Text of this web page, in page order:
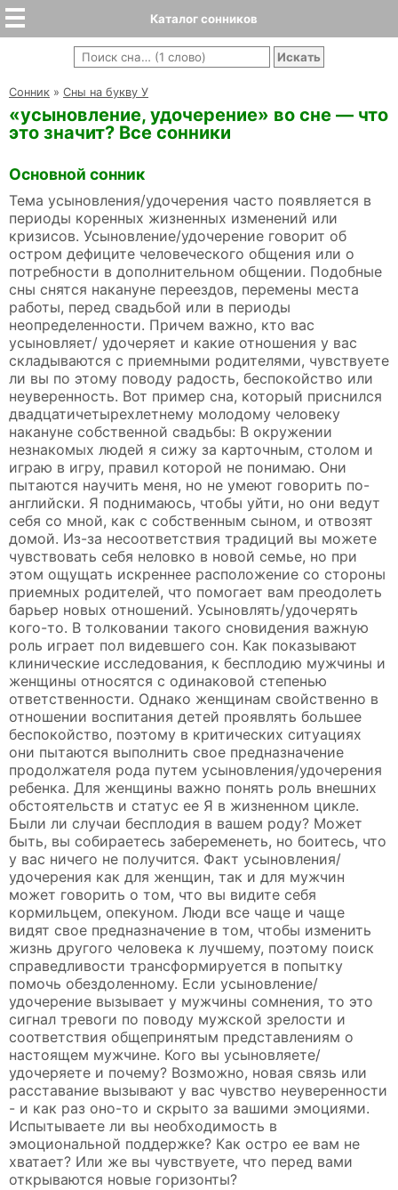
Каталог сонников
Cонник » Сны на букву У
«усыновление, удочерение» во сне — что
это значит? Все сонники
Основной сонник
Тема усыновления/удочерения часто появляется в
периоды коренных жизненных изменений или
кризисов. Усыновление/удочерение говорит об
остром дефиците человеческого общения или о
потребности в дополнительном общении. Подобные
сны снятся накануне переездов, перемены места
работы, перед свадьбой или в периоды
неопределенности. Причем важно, кто вас
усыновляет/ удочеряет и какие отношения у вас
складываются с приемными родителями, чувствуете
ли вы по этому поводу радость, беспокойство или
неуверенность. Вот пример сна, который приснился
двадцатичетырехлетнему молодому человеку
накануне собственной свадьбы: В окружении
незнакомых людей я сижу за карточным, столом и
играю в игру, правил которой не понимаю. Они
пытаются научить меня, но не умеют говорить по-
английски. Я поднимаюсь, чтобы уйти, но они ведут
себя со мной, как с собственным сыном, и отвозят
домой. Из-за несоответствия традиций вы можете
чувствовать себя неловко в новой семье, но при
этом ощущать искреннее расположение со стороны
приемных родителей, что помогает вам преодолеть
барьер новых отношений. Усыновлять/удочерять
кого-то. В толковании такого сновидения важную
роль играет пол видевшего сон. Как показывают
клинические исследования, к бесплодию мужчины и
женщины относятся с одинаковой степенью
ответственности. Однако женщинам свойственно в
отношении воспитания детей проявлять большее
беспокойство, поэтому в критических ситуациях
они пытаются выполнить свое предназначение
продолжателя рода путем усыновления/удочерения
ребенка. Для женщины важно понять роль внешних
обстоятельств и статус ее Я в жизненном цикле.
Были ли случаи бесплодия в вашем роду? Может
быть, вы собираетесь забеременеть, но боитесь, что
у вас ничего не получится. Факт усыновления/
удочерения как для женщин, так и для мужчин
может говорить о том, что вы видите себя
кормильцем, опекуном. Люди все чаще и чаще
видят свое предназначение в том, чтобы изменить
жизнь другого человека к лучшему, поэтому поиск
справедливости трансформируется в попытку
помочь обездоленному. Если усыновление/
удочерение вызывает у мужчины сомнения, то это
сигнал тревоги по поводу мужской зрелости и
соответствия общепринятым представлениям о
настоящем мужчине. Кого вы усыновляете/
удочеряете и почему? Возможно, новая связь или
расставание вызывают у вас чувство неуверенности
- и как раз оно-то и скрыто за вашими эмоциями.
Испытываете ли вы необходимость в
эмоциональной поддержке? Как остро ее вам не
хватает? Или же вы чувствуете, что перед вами
открываются новые горизонты?